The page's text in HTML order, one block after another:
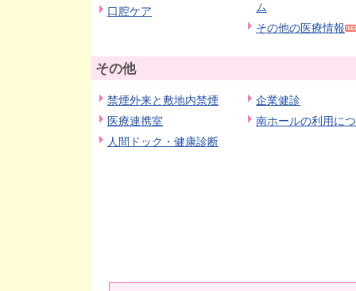
口腔ケア
ム
その他の医療情報
その他
禁煙外来と敷地内禁煙
医療連携室
人間ドック・健康診断
企業健診
南ホールの利用に